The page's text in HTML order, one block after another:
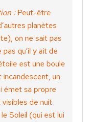
:Peut-être
planètes
on ne sait pas
qu’il y ait de
est une boule
un
émet sa propre
de nuit
Soleil (qui est lui